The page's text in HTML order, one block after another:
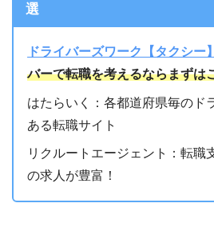
選
ドライバーズワーク【タクシー】
バーで転職を考えるならまずは
はたらいく：各都道府県毎のド
ある転職サイト
リクルートエージェント：転職
の求人が豊富！